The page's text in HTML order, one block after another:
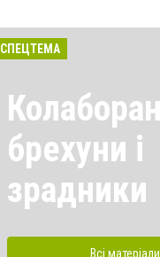
СПЕЦТЕМА
брехуни і
зрадники
Всі